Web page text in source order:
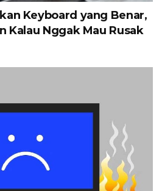
Keyboard yang Benar,
Kalau Nggak Mau Rusak